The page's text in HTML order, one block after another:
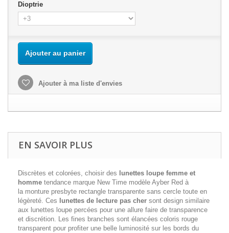
Dioptrie
Ajouter au panier
Ajouter à ma liste d'envies
EN SAVOIR PLUS
Discrètes et colorées, choisir des lunettes loupe femme et
homme tendance marque New Time modèle Ayber Red à
la monture presbyte rectangle transparente sans cercle toute en
légèreté. Ces lunettes de lecture pas cher sont design similaire
aux lunettes loupe percées pour une allure faire de transparence
et discrétion. Les fines branches sont élancées coloris rouge
transparent pour profiter une belle luminosité sur les bords du